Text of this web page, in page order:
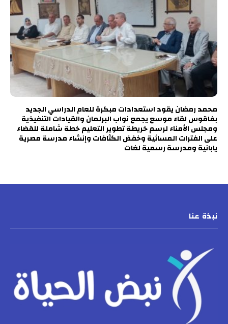
محمد رمضان يقود استعدادات مبكرة للعام الدراسي الجديد
بفاقوس لقاء موسع يجمع نواب البرلمان والقيادات التنفيذية
ومجلس الأمناء لرسم خريطة تطوير التعليم خطة شاملة للقضاء
على الفترات المسائية وخفض الكثافات وإنشاء مدرسة مصرية
يابانية ومدرسة رسمية لغات
نبذة عنا